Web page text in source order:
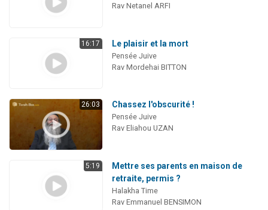
Rav Netanel ARFI
16:17 Le plaisir et la mort
Pensée Juive
Rav Mordehai BITTON
26:03 Chassez l'obscurité !
Pensée Juive
Rav Eliahou UZAN
5:19
Mettre ses parents en maison de
retraite, permis ?
Halakha Time
Rav Emmanuel BENSIMON